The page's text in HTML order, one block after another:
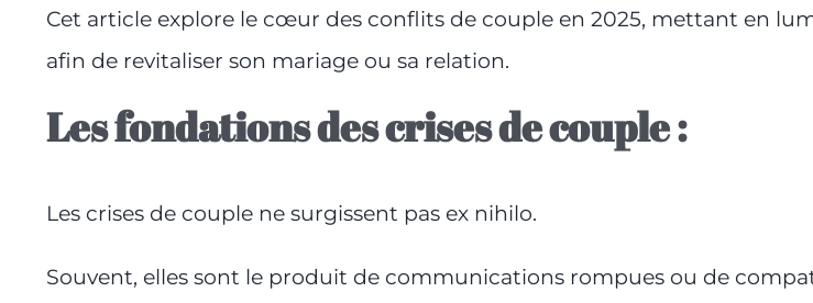
Cet article explore le cœur des conflits de couple en 2025, mettant en
afin de revitaliser son mariage ou sa relation.
Les fondations des crises de couple :
Les crises de couple ne surgissent pas ex nihilo.
Souvent, elles sont le produit de communications rompues ou de